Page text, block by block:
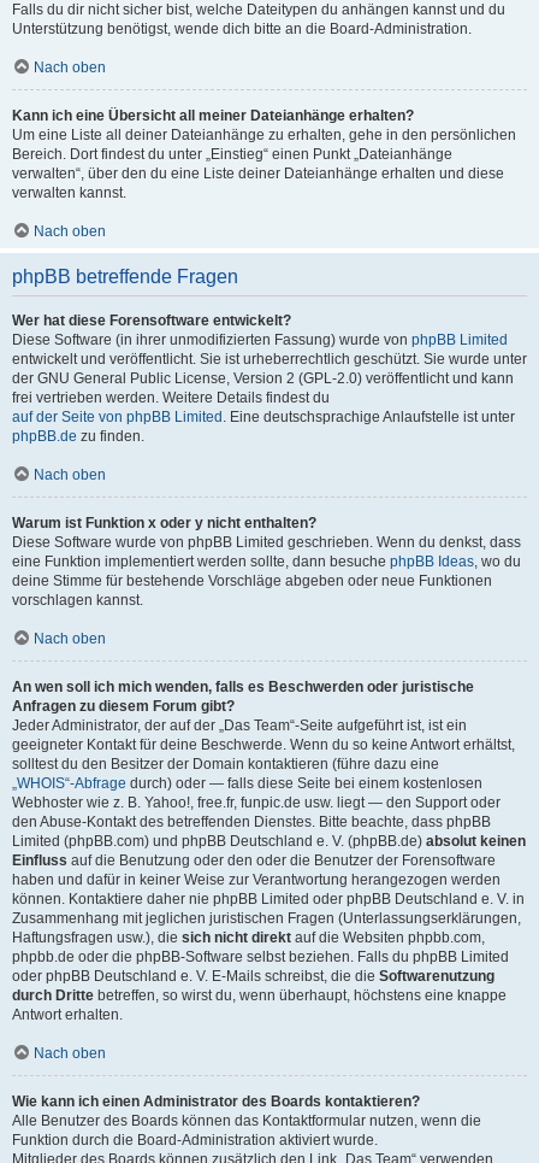
Falls du dir nicht sicher bist, welche Dateitypen du anhängen kannst und du
Unterstützung benötigst, wende dich bitte an die Board-Administration.
Nach oben
Kann ich eine Übersicht all meiner Dateianhänge erhalten?
Um eine Liste all deiner Dateianhänge zu erhalten, gehe in den persönlichen
Bereich. Dort findest du unter „Einstieg“ einen Punkt „Dateianhänge
verwalten“, über den du eine Liste deiner Dateianhänge erhalten und diese
verwalten kannst.
Nach oben
phpBB betreffende Fragen
Wer hat diese Forensoftware entwickelt?
Diese Software (in ihrer unmodifizierten Fassung) wurde von phpBB Limited
entwickelt und veröffentlicht. Sie ist urheberrechtlich geschützt. Sie wurde unter
der GNU General Public License, Version 2 (GPL-2.0) veröffentlicht und kann
frei vertrieben werden. Weitere Details findest du
auf der Seite von phpBB Limited . Eine deutschsprachige Anlaufstelle ist unter
phpBB.de zu finden.
Nach oben
Warum ist Funktion x oder y nicht enthalten?
Diese Software wurde von phpBB Limited geschrieben. Wenn du denkst, dass
eine Funktion implementiert werden sollte, dann besuche phpBB Ideas, wo du
deine Stimme für bestehende Vorschläge abgeben oder neue Funktionen
vorschlagen kannst.
Nach oben
An wen soll ich mich wenden, falls es Beschwerden oder juristische
Anfragen zu diesem Forum gibt?
Jeder Administrator, der auf der „Das Team“-Seite aufgeführt ist, ist ein
geeigneter Kontakt für deine Beschwerde. Wenn du so keine Antwort erhältst,
solltest du den Besitzer der Domain kontaktieren (führe dazu eine
„WHOIS“-Abfrage durch) oder — falls diese Seite bei einem kostenlosen
Webhoster wie z. B. Yahoo!, free.fr, funpic.de usw. liegt — den Support oder
den Abuse-Kontakt des betreffenden Dienstes. Bitte beachte, dass phpBB
Limited (phpBB.com) und phpBB Deutschland e. V. (phpBB.de) absolut keinen
Einfluss auf die Benutzung oder den oder die Benutzer der Forensoftware
haben und dafür in keiner Weise zur Verantwortung herangezogen werden
können. Kontaktiere daher nie phpBB Limited oder phpBB Deutschland e. V. in
Zusammenhang mit jeglichen juristischen Fragen (Unterlassungserklärungen,
Haftungsfragen usw.), die sich nicht direkt auf die Websiten phpbb.com,
phpbb.de oder die phpBB-Software selbst beziehen. Falls du phpBB Limited
oder phpBB Deutschland e. V. E-Mails schreibst, die die Softwarenutzung
durch Dritte betreffen, so wirst du, wenn überhaupt, höchstens eine knappe
Antwort erhalten.
Nach oben
Wie kann ich einen Administrator des Boards kontaktieren?
Alle Benutzer des Boards können das Kontaktformular nutzen, wenn die
Funktion durch die Board-Administration aktiviert wurde.
Mitglieder des Boards können zusätzlich den Link „Das Team“ verwenden.